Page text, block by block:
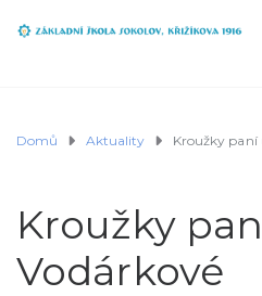
Domů Aktuality Kroužky paní
Kroužky
Vodárkové